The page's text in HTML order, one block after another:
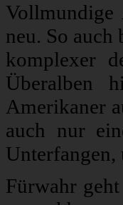
Vollmundige
neu. So auch
komplexer
Überalben
Amerikaner
auch nur
Unterfangen,
Fürwahr